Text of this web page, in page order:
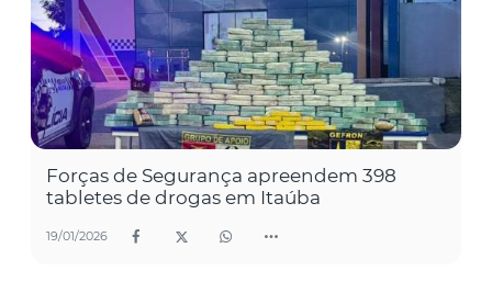
Forças de Segurança apreendem 398
tabletes de drogas em Itaúba
19/01/2026